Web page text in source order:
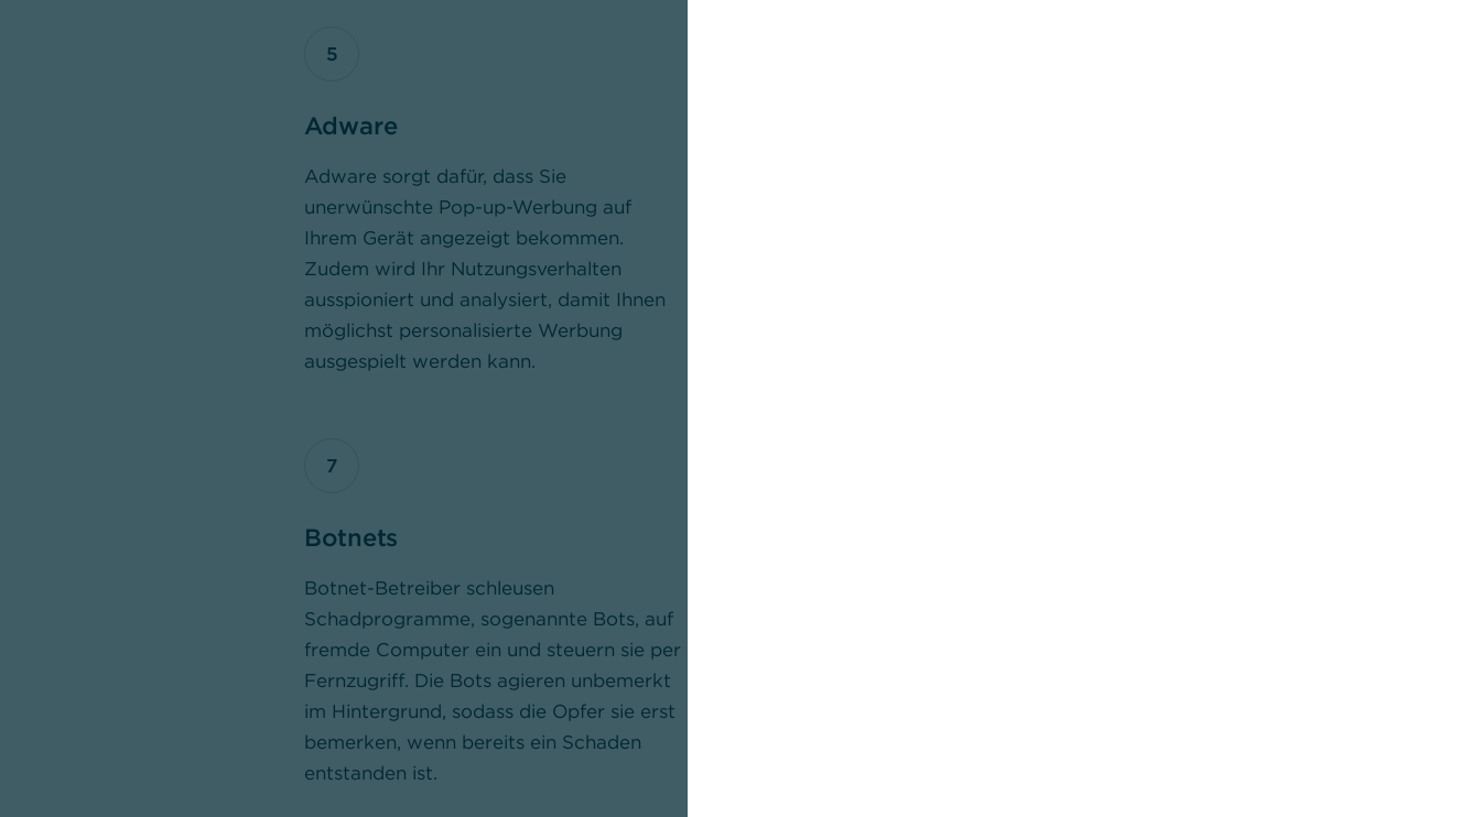
5
Adware
Adware sorgt dafür, dass Sie
unerwünschte Pop-up-Werbung auf
Ihrem Gerät angezeigt bekommen.
Zudem wird Ihr Nutzungsverhalten
ausspioniert und analysiert, damit Ihnen
möglichst personalisierte Werbung
ausgespielt werden kann.
7
Botnets
Botnet-Betreiber schleusen
Schadprogramme, sogenannte Bots, auf
fremde Computer ein und steuern sie per
Fernzugriff. Die Bots agieren unbemerkt
im Hintergrund, sodass die Opfer sie erst
bemerken, wenn bereits ein Schaden
entstanden ist.